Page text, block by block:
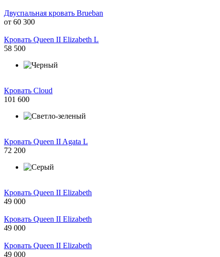
Двуспальная кровать Brueban
от 60 300
Кровать Queen II Elizabeth L
58 500
Кровать Cloud
101 600
Кровать Queen II Agata L
72 200
Кровать Queen II Elizabeth
49 000
Кровать Queen II Elizabeth
49 000
Кровать Queen II Elizabeth
49 000